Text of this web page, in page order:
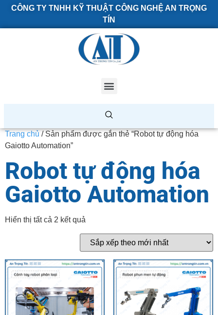
CÔNG TY TNHH KỸ THUẬT CÔNG NGHỆ AN TRỌNG
TÍN
Trang chủ / Sản phẩm được gắn thẻ “Robot tự động hóa
Gaiotto Automation”
Robot tự động hóa
Gaiotto Automation
Hiển thị tất cả 2 kết quả